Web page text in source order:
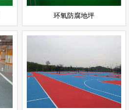
环氧防腐地坪
硅PU球场
运动场地坪
查看详情
立即询问